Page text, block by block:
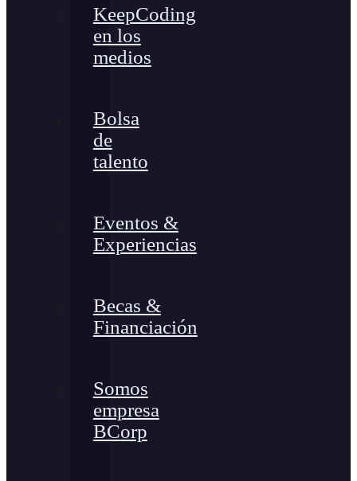
KeepCoding
en los
medios
Bolsa
de
talento
Eventos &
Experiencias
Becas &
Financiación
Somos
empresa
BCorp